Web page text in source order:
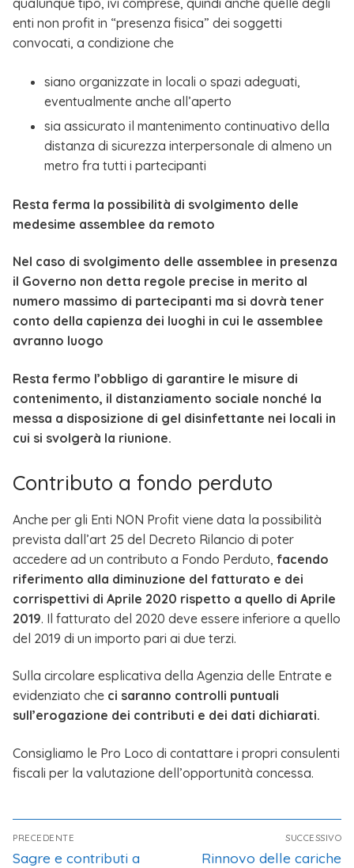
enti non profit in “presenza fisica” dei soggetti
convocati, a condizione che
siano organizzate in locali o spazi adeguati,
eventualmente anche all’aperto
sia assicurato il mantenimento continuativo della
distanza di sicurezza interpersonale di almeno un
metro fra tutti i partecipanti
Resta ferma la possibilità di svolgimento delle
medesime assemblee da remoto
Nel caso di svolgimento delle assemblee in presenza
il Governo non detta regole precise in merito al
numero massimo di partecipanti ma si dovrà tener
conto della capienza dei luoghi in cui le assemblee
avranno luogo
Resta fermo l’obbligo di garantire le misure di
contenimento, il distanziamento sociale nonché la
messa a disposizione di gel disinfettante nei locali in
cui si svolgerà la riunione.
Contributo a fondo perduto
Anche per gli Enti NON Profit viene data la possibilità
prevista dall’art 25 del Decreto Rilancio di poter
accedere ad un contributo a Fondo Perduto, facendo
riferimento alla diminuzione del fatturato e dei
corrispettivi di Aprile 2020 rispetto a quello di Aprile
2019. Il fatturato del 2020 deve essere inferiore a quello
del 2019 di un importo pari ai due terzi.
Sulla circolare esplicativa della Agenzia delle Entrate e
evidenziato che ci saranno controlli puntuali
sull’erogazione dei contributi e dei dati dichiarati.
Consigliamo le Pro Loco di contattare i propri consulenti
fiscali per la valutazione dell’opportunità concessa.
PRECEDENTE
Sagre e contributi a
SUCCESSIVO
Rinnovo delle cariche